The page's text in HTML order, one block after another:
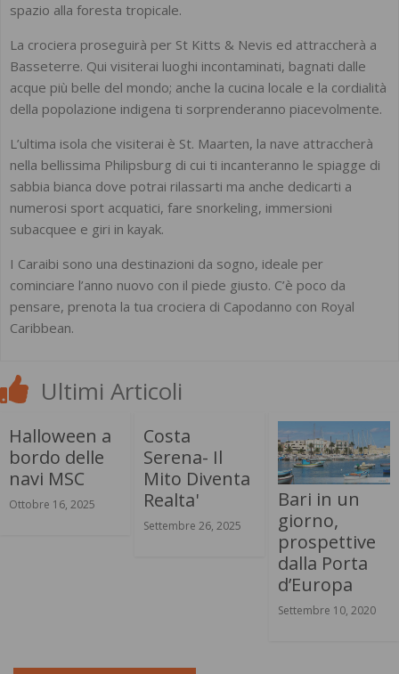
spazio alla foresta tropicale.
La crociera proseguirà per St Kitts & Nevis ed attraccherà a
Basseterre. Qui visiterai luoghi incontaminati, bagnati dalle
acque più belle del mondo; anche la cucina locale e la cordialità
della popolazione indigena ti sorprenderanno piacevolmente.
L’ultima isola che visiterai è St. Maarten, la nave attraccherà
nella bellissima Philipsburg di cui ti incanteranno le spiagge di
sabbia bianca dove potrai rilassarti ma anche dedicarti a
numerosi sport acquatici, fare snorkeling, immersioni
subacquee e giri in kayak.
I Caraibi sono una destinazioni da sogno, ideale per
cominciare l’anno nuovo con il piede giusto. C’è poco da
pensare, prenota la tua crociera di Capodanno con Royal
Caribbean.
Ultimi Articoli
Halloween a
bordo delle
navi MSC
Ottobre 16, 2025
Costa
Serena- Il
Mito Diventa
Realta'
Settembre 26, 2025
Bari in un
giorno,
prospettive
dalla Porta
d’Europa
Settembre 10, 2020